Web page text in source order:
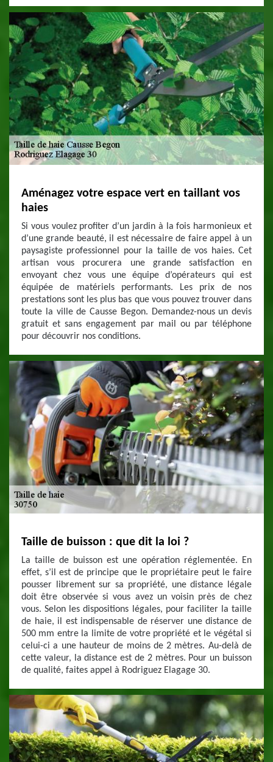
Aménagez votre espace vert en taillant vos
haies
Si vous voulez profiter d’un jardin à la fois harmonieux et
d’une grande beauté, il est nécessaire de faire appel à un
paysagiste professionnel pour la taille de vos haies. Cet
artisan vous procurera une grande satisfaction en
envoyant chez vous une équipe d’opérateurs qui est
équipée de matériels performants. Les prix de nos
prestations sont les plus bas que vous pouvez trouver dans
toute la ville de Causse Begon. Demandez-nous un devis
gratuit et sans engagement par mail ou par téléphone
pour découvrir nos conditions.
Taille de buisson : que dit la loi ?
La taille de buisson est une opération réglementée. En
effet, s’il est de principe que le propriétaire peut le faire
pousser librement sur sa propriété, une distance légale
doit être observée si vous avez un voisin près de chez
vous. Selon les dispositions légales, pour faciliter la taille
de haie, il est indispensable de réserver une distance de
500 mm entre la limite de votre propriété et le végétal si
celui-ci a une hauteur de moins de 2 mètres. Au-delà de
cette valeur, la distance est de 2 mètres. Pour un buisson
de qualité, faites appel à Rodriguez Elagage 30.